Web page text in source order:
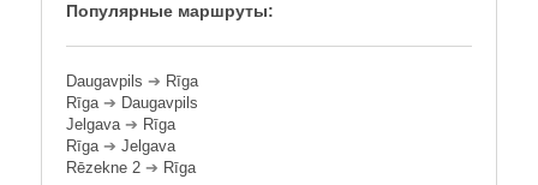
Популярные маршруты:
Daugavpils ➔ Rīga
Rīga➔ Daugavpils
Jelgava➔ Rīga
Rīga➔ Jelgava
Rēzekne 2 ➔ Rīga